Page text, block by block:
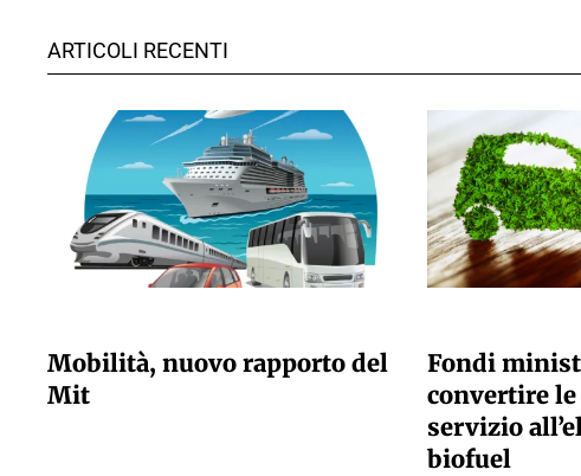
ARTICOLI RECENTI
Mobilità, nuovo rapporto del
Mit
Fondi
convertire
servizio
biofuel